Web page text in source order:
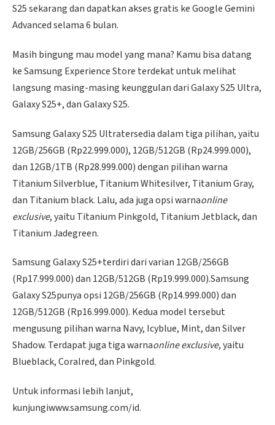
S25 sekarang dan dapatkan akses gratis ke Google Gemini
Advanced selama 6 bulan.
Masih bingung mau model yang mana? Kamu bisa datang
ke Samsung Experience Store terdekat untuk melihat
langsung masing-masing keunggulan dari Galaxy S25 Ultra,
Galaxy S25+, dan Galaxy S25.
Samsung Galaxy S25 Ultratersedia dalam tiga pilihan, yaitu
12GB/256GB (Rp22.999.000), 12GB/512GB (Rp24.999.000),
dan 12GB/1TB (Rp28.999.000) dengan pilihan warna
Titanium Silverblue, Titanium Whitesilver, Titanium Gray,
dan Titanium black. Lalu, ada juga opsi warnaonline
exclusive, yaitu Titanium Pinkgold, Titanium Jetblack, dan
Titanium Jadegreen.
Samsung Galaxy S25+terdiri dari varian 12GB/256GB
(Rp17.999.000) dan 12GB/512GB (Rp19.999.000).Samsung
Galaxy S25punya opsi 12GB/256GB (Rp14.999.000) dan
12GB/512GB (Rp16.999.000). Kedua model tersebut
mengusung pilihan warna Navy, Icyblue, Mint, dan Silver
Shadow. Terdapat juga tiga warnaonline exclusive, yaitu
Blueblack, Coralred, dan Pinkgold.
Untuk informasi lebih lanjut,
kunjungiwww.samsung.com/id.